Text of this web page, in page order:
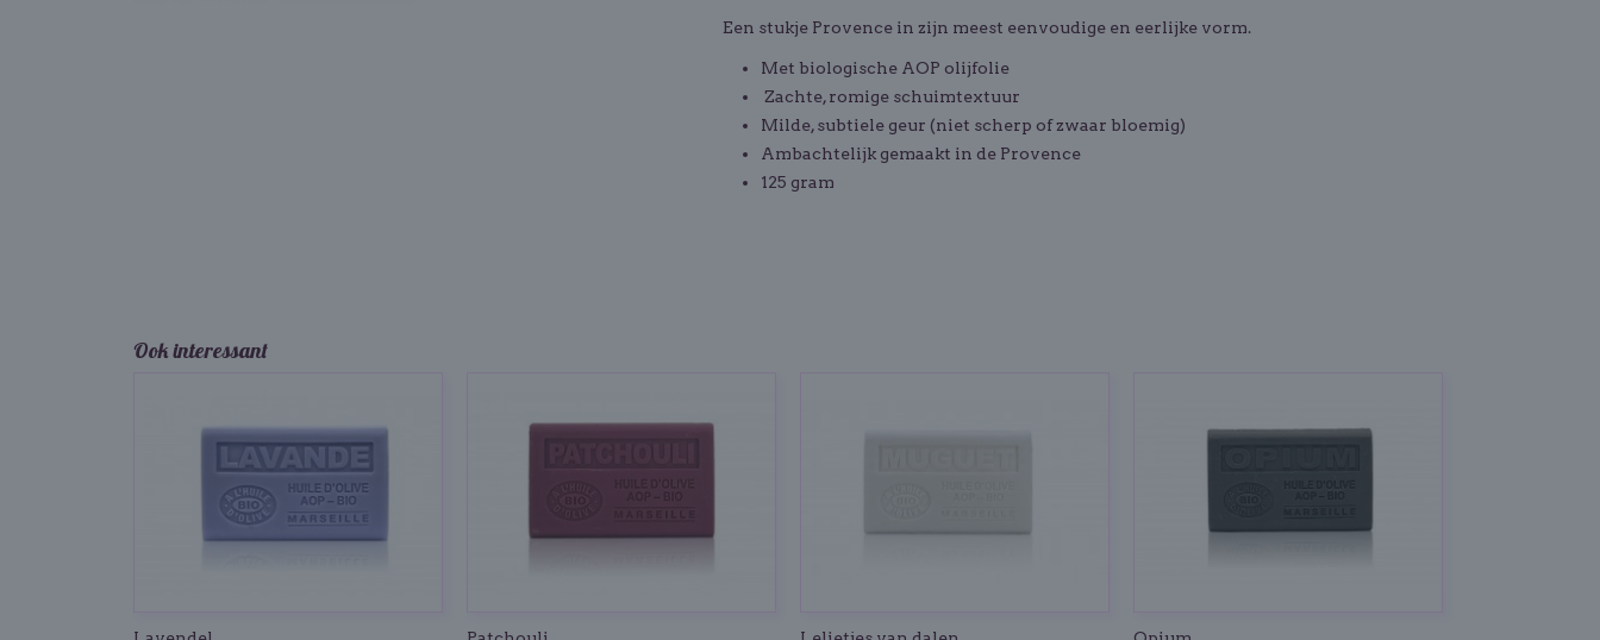
Een stukje Provence in zijn meest eenvoudige en eerlijke vorm.
Met biologische AOP olijfolie
Zachte, romige schuimtextuur
Milde, subtiele geur (niet scherp of zwaar bloemig)
Ambachtelijk gemaakt in de Provence
125 gram
Ook interessant